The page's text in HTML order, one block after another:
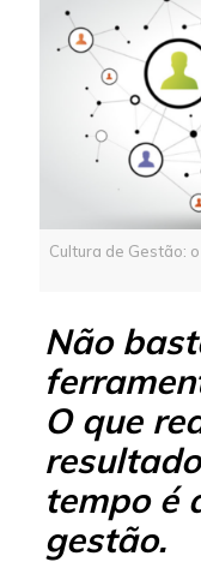
Cultura de Gestão:
Não
O que
tempo é
gestão.